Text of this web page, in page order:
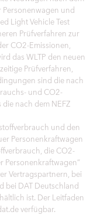
und
Light Vehicle Test
Prüfverfahren zur
CO2-Emissionen,
das WLTP den neuen
Prüfverfahren,
sind die nach
und CO2-
nach dem NEFZ
und den
Personenkraftwagen
die CO2-
Personenkraftwagen“
Vertragspartnern, bei
bei DAT Deutschland
ist. Der Leitfaden
verfügbar.